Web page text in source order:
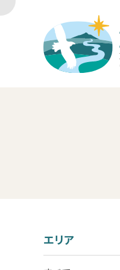
エリア